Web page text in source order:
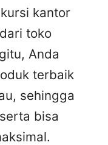
kantor
toko
Anda
terbaik
sehingga
bisa